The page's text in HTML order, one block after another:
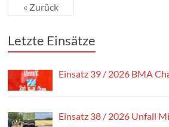
« Zurück
Letzte Einsätze
Einsatz 39 / 2026 BMA
Einsatz 38 / 2026 Unfall